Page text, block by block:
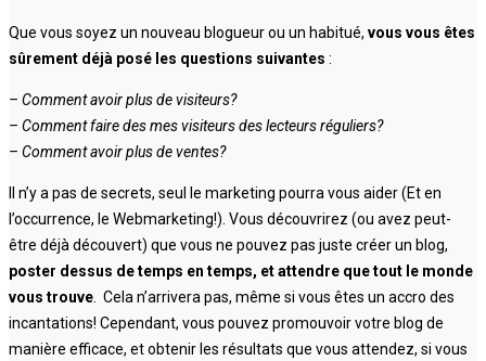
Que vous soyez un nouveau blogueur ou un habitué, vous vous êtes
sûrement déjà posé les questions suivantes :
– Comment avoir plus de visiteurs?
– Comment faire des mes visiteurs des lecteurs réguliers?
– Comment avoir plus de ventes?
Il n’y a pas de secrets, seul le marketing pourra vous aider (Et en
l’occurrence, le Webmarketing!). Vous découvrirez (ou avez peut-
être déjà découvert) que vous ne pouvez pas juste créer un blog,
poster dessus de temps en temps, et attendre que tout le monde
vous trouve . Cela n’arrivera pas, même si vous êtes un accro des
incantations! Cependant, vous pouvez promouvoir votre blog de
manière efficace, et obtenir les résultats que vous attendez, si vous